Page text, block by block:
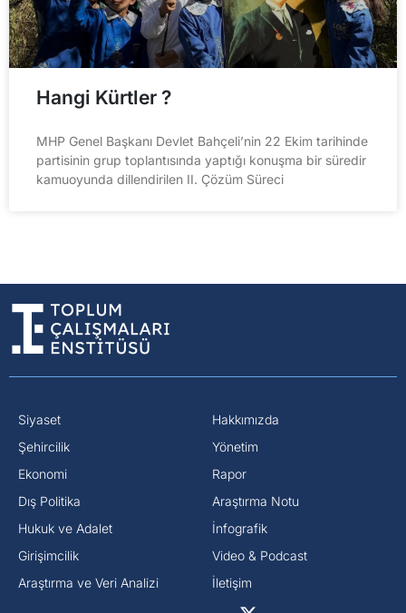
Hangi Kürtler ?
MHP Genel Başkanı Devlet Bahçeli’nin 22 Ekim tarihinde
partisinin grup toplantısında yaptığı konuşma bir süredir
kamuoyunda dillendirilen II. Çözüm Süreci
Siyaset
⁠Şehircilik
Ekonomi
Dış Politika
⁠Hukuk ve Adalet
Girişimcilik
Araştırma ve Veri Analizi
Hakkımızda
Yönetim
Rapor
Araştırma Notu
İnfografik
Video & Podcast
İletişim